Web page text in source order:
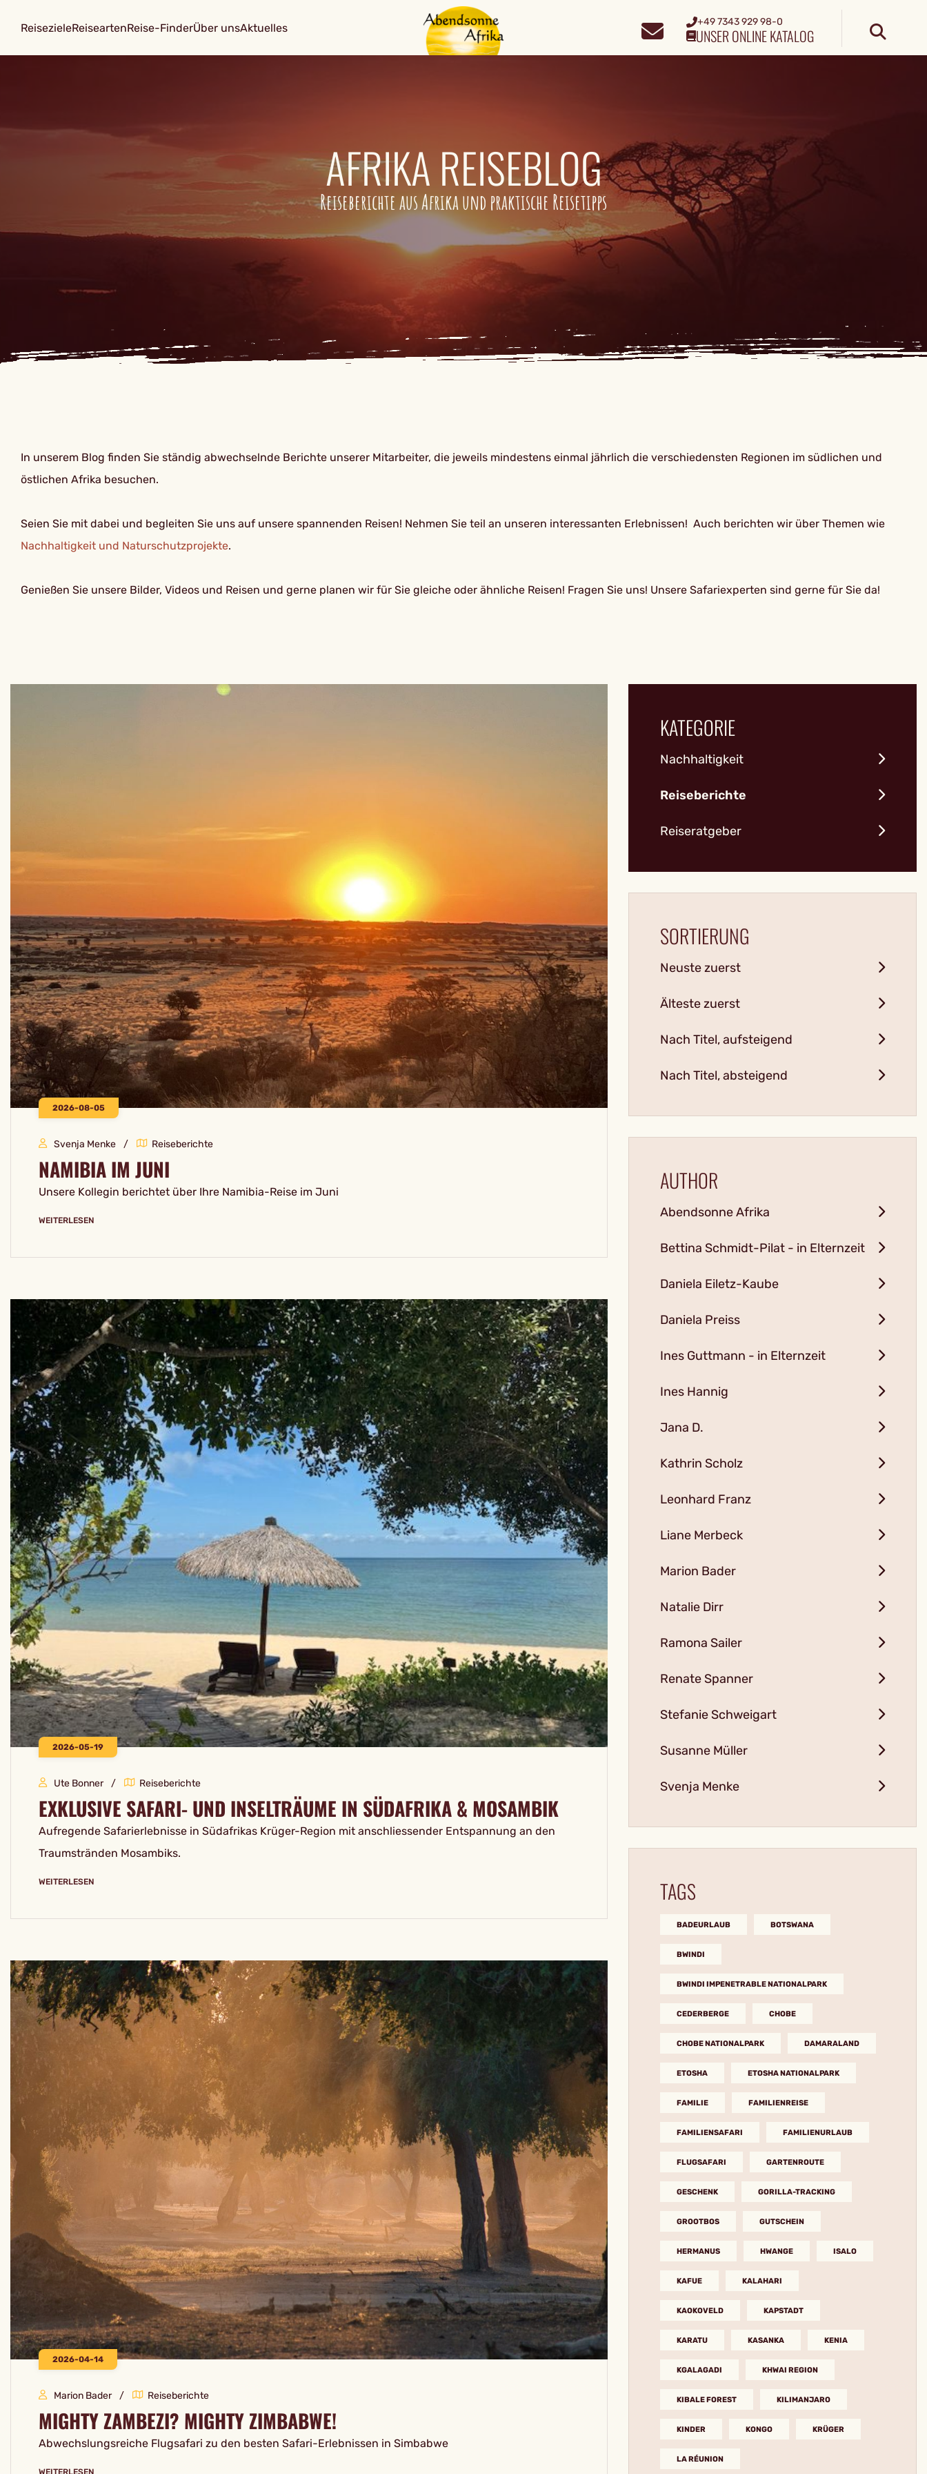
ReisezieleReiseartenReise-FinderÜber unsAktuelles +49 7343 929 98-0
UNSER ONLINE KATALOG
AFRIKA REISEBLOG
Reiseberichte aus Afrika und praktische Reisetipps
In unserem Blog finden Sie ständig abwechselnde Berichte unserer Mitarbeiter, die jeweils mindestens einmal jährlich die verschiedensten Regionen im südlichen und
östlichen Afrika besuchen.
Seien Sie mit dabei und begleiten Sie uns auf unsere spannenden Reisen! Nehmen Sie teil an unseren interessanten Erlebnissen! Auch berichten wir über Themen wie
Nachhaltigkeit und Naturschutzprojekte.
Genießen Sie unsere Bilder, Videos und Reisen und gerne planen wir für Sie gleiche oder ähnliche Reisen! Fragen Sie uns! Unsere Safariexperten sind gerne für Sie da!
2026-08-05
Svenja Menke Reiseberichte
NAMIBIA IM JUNI
Unsere Kollegin berichtet über Ihre Namibia-Reise im Juni
WEITERLESEN
2026-05-19
Ute Bonner Reiseberichte
EXKLUSIVE SAFARI- UND INSELTRÄUME IN SÜDAFRIKA & MOSAMBIK
Aufregende Safarierlebnisse in Südafrikas Krüger-Region mit anschliessender Entspannung an den
Traumstränden Mosambiks.
WEITERLESEN
2026-04-14
Marion Bader Reiseberichte
MIGHTY ZAMBEZI? MIGHTY ZIMBABWE!
Abwechslungsreiche Flugsafari zu den besten Safari-Erlebnissen in Simbabwe
WEITERLESEN
KATEGORIE
Nachhaltigkeit
Reiseberichte
Reiseratgeber
SORTIERUNG
Neuste zuerst
Älteste zuerst
Nach Titel, aufsteigend
Nach Titel, absteigend
AUTHOR
Abendsonne Afrika
Bettina Schmidt-Pilat - in Elternzeit
Daniela Eiletz-Kaube
Daniela Preiss
Ines Guttmann - in Elternzeit
Ines Hannig
Jana D.
Kathrin Scholz
Leonhard Franz
Liane Merbeck
Marion Bader
Natalie Dirr
Ramona Sailer
Renate Spanner
Stefanie Schweigart
Susanne Müller
Svenja Menke
TAGS
BADEURLAUB BOTSWANA
BWINDI
BWINDI IMPENETRABLE NATIONALPARK
CEDERBERGE CHOBE
CHOBE NATIONALPARK DAMARALAND
ETOSHA ETOSHA NATIONALPARK
FAMILIE FAMILIENREISE
FAMILIENSAFARI FAMILIENURLAUB
FLUGSAFARI GARTENROUTE
GESCHENK GORILLA-TRACKING
GROOTBOS GUTSCHEIN
HERMANUS HWANGE ISALO
KAFUE KALAHARI
KAOKOVELD KAPSTADT
KARATU KASANKA KENIA
KGALAGADI KHWAI REGION
KIBALE FOREST KILIMANJARO
KINDER KONGO KRÜGER
LA RÉUNION